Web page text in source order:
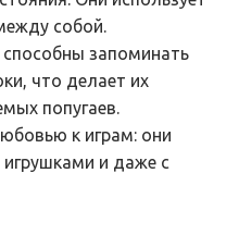
собой.
запоминать
что делает их
попугаев.
к играм: они
игрушками и даже с